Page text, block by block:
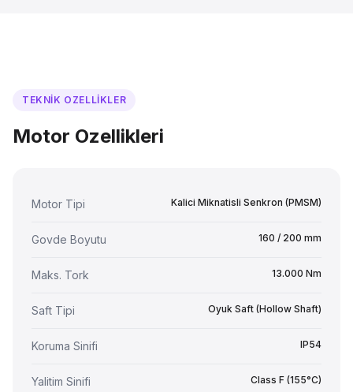
TEKNIK OZELLIKLER
Motor Ozellikleri
Motor Tipi Kalici Miknatisli Senkron (PMSM)
Govde Boyutu 160 / 200 mm
Maks. Tork 13.000 Nm
Saft Tipi Oyuk Saft (Hollow Shaft)
Koruma Sinifi IP54
Yalitim Sinifi Class F (155°C)